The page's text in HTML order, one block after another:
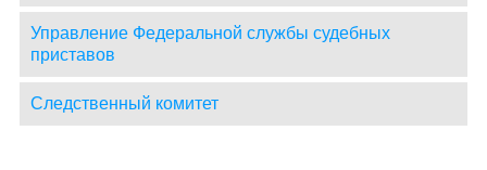
Управление Федеральной службы судебных
приставов
Следственный комитет